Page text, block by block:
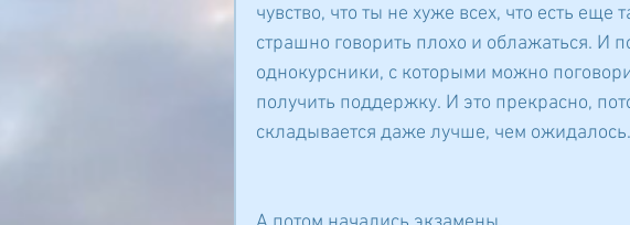
чувство, что ты не хуже всех, что есть еще
страшно говорить плохо и облажаться. И
однокурсники, с которыми можно
получить поддержку. И это прекрасно,
складывается даже лучше, чем ожидалось.